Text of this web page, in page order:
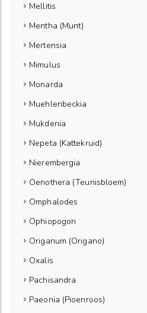
Mellitis
Mentha (Munt)
Mertensia
Mimulus
Monarda
Muehlenbeckia
Mukdenia
Nepeta (Kattekruid)
Nierembergia
Oenothera (Teunisbloem)
Omphalodes
Ophiopogon
Origanum (Origano)
Oxalis
Pachisandra
Paeonia (Pioenroos)